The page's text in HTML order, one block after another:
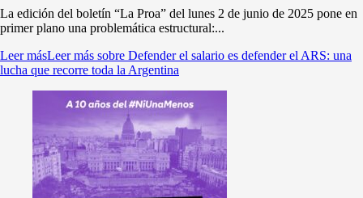
La edición del boletín “La Proa” del lunes 2 de junio de 2025 pone en
primer plano una problemática estructural:...
Leer másLeer más sobre Defender el salario es defender el ARS: una
lucha que recorre toda la Argentina